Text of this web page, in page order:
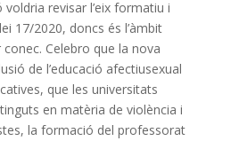
revisar l’eix formatiu i
17/2020, doncs és l’àmbit
Celebro que la nova
de l’educació afectiusexual
que les universitats
en matèria de violència i
la formació del professorat